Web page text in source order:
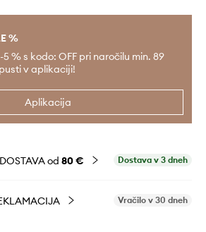
%
% s kodo: OFF pri naročilu min. 89
v aplikaciji!
Aplikacija
od 80 € Dostava v 3 dneh
Vračilo v 30 dneh